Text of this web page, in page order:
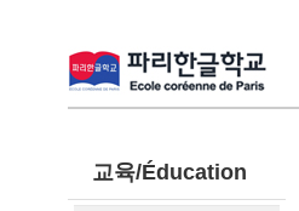
교육/Éducation